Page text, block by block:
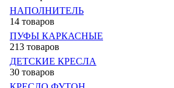
НАПОЛНИТЕЛЬ
14 товаров
ПУФЫ КАРКАСНЫЕ
213 товаров
ДЕТСКИЕ КРЕСЛА
30 товаров